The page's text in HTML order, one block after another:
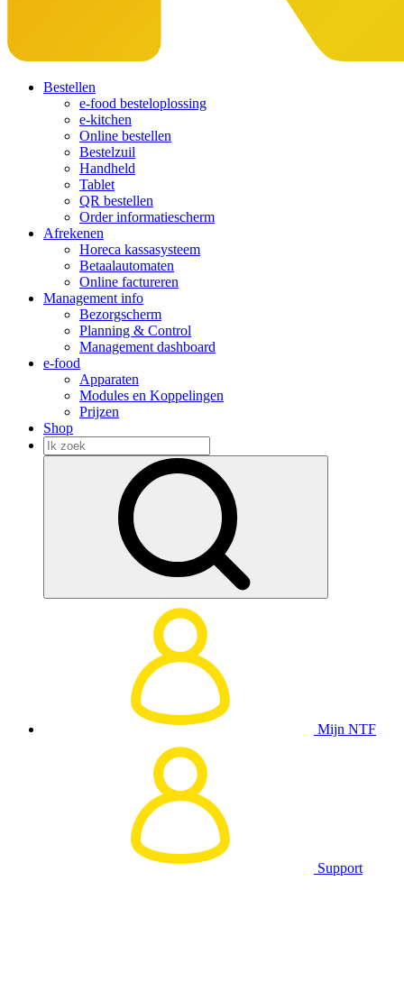
Bestellen
e-food besteloplossing
e-kitchen
Online bestellen
Bestelzuil
Handheld
Tablet
QR bestellen
Order informatiescherm
Afrekenen
Horeca kassasysteem
Betaalautomaten
Online factureren
Management info
Bezorgscherm
Planning & Control
Management dashboard
e-food
Apparaten
Modules en Koppelingen
Prijzen
Shop
Mijn NTF
Support